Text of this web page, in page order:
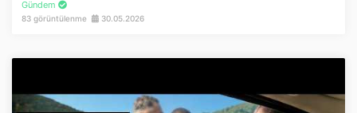
Gündem
83 görüntülenme 30.05.2026